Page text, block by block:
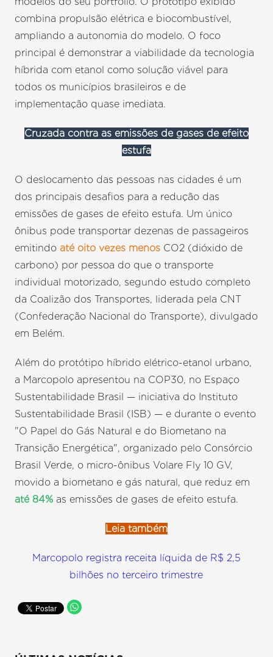
combina propulsão elétrica e biocombustível,
ampliando a autonomia do modelo. O foco
principal é demonstrar a viabilidade da tecnologia
híbrida com etanol como solução viável para
todos os municípios brasileiros e de
implementação quase imediata.
Cruzada contra as emissões de gases de efeito
estufa
O deslocamento das pessoas nas cidades é um
dos principais desafios para a redução das
emissões de gases de efeito estufa. Um único
ônibus pode transportar dezenas de passageiros
emitindo até oito vezes menos CO2 (dióxido de
carbono) por pessoa do que o transporte
individual motorizado, segundo estudo completo
da Coalizão dos Transportes, liderada pela CNT
(Confederação Nacional do Transporte), divulgado
em Belém.
Além do protótipo híbrido elétrico-etanol urbano,
a Marcopolo apresentou na COP30, no Espaço
Sustentabilidade Brasil — iniciativa do Instituto
Sustentabilidade Brasil (ISB) — e durante o evento
"O Papel do Gás Natural e do Biometano na
Transição Energética", organizado pelo Consórcio
Brasil Verde, o micro-ônibus Volare Fly 10 GV,
movido a biometano e gás natural, que reduz em
até 84% as emissões de gases de efeito estufa.
Leia também
Marcopolo registra receita líquida de R$ 2,5
bilhões no terceiro trimestre